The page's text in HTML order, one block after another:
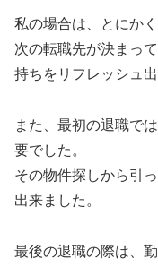
私の場合は、とにかく
次の転職先が決まっ
持ちをリフレッシュ出
また、最初の退職で
要でした。
その物件探しから引
出来ました。
最後の退職の際は、